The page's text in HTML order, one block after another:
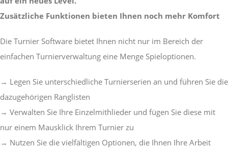
Zusätzliche Funktionen bieten Ihnen noch mehr Komfort
Die Turnier Software bietet Ihnen nicht nur im Bereich der
einfachen Turnierverwaltung eine Menge Spieloptionen.
→ Legen Sie unterschiedliche Turnierserien an und führen Sie die
dazugehörigen Ranglisten
→ Verwalten Sie Ihre Einzelmithlieder und fügen Sie diese mit
nur einem Mausklick Ihrem Turnier zu
→ Nutzen Sie die vielfältigen Optionen, die Ihnen Ihre Arbeit